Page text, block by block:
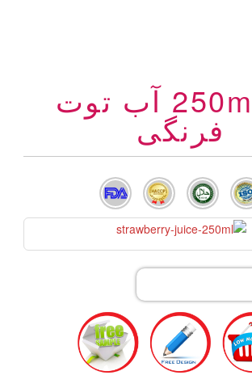
مو 250ml آب توت
فرنگی